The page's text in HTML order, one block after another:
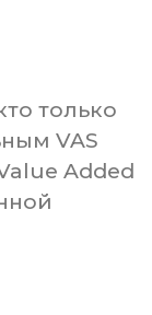
только
VAS
Added